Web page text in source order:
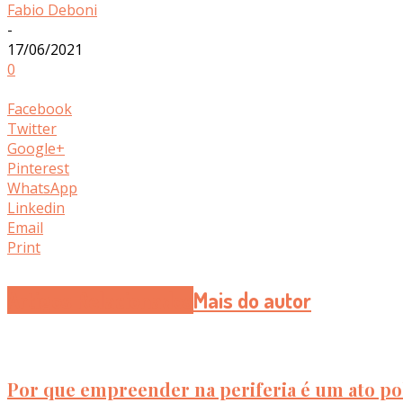
Fabio Deboni
-
17/06/2021
0
Facebook
Twitter
Google+
Pinterest
WhatsApp
Linkedin
Email
Print
Mais do autor
Por que empreender na periferia é um ato